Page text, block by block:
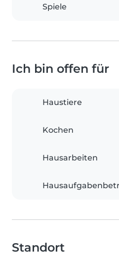
Spiele
Ich bin offen für
Haustiere
Kochen
Hausarbeiten
Standort